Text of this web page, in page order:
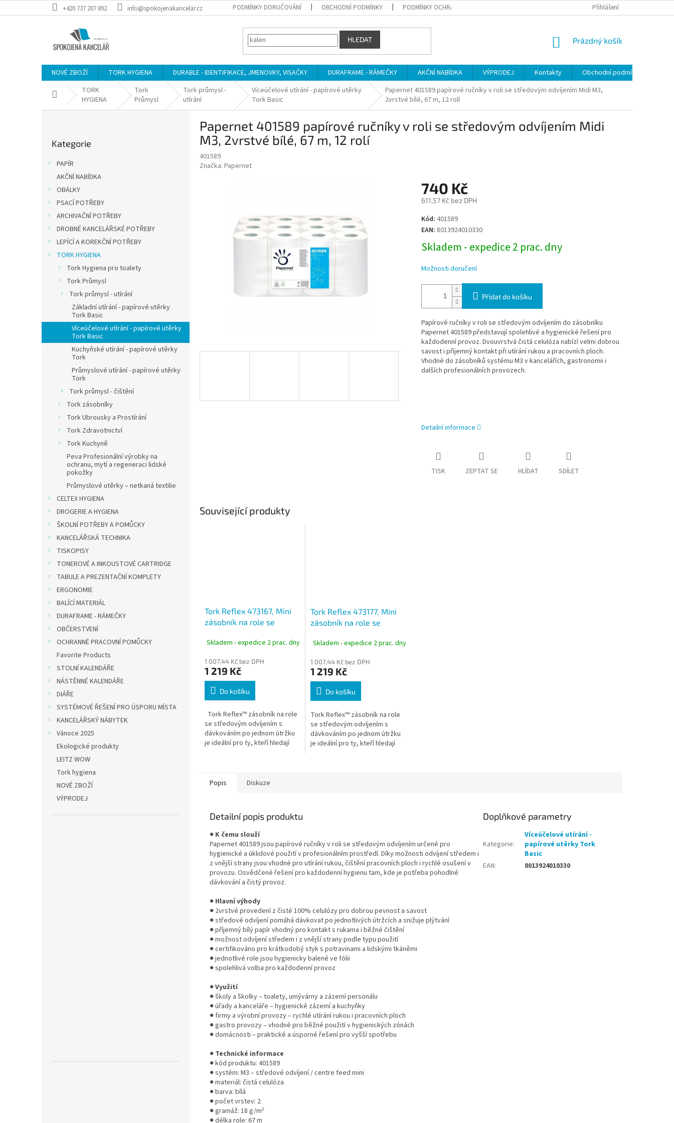
na
+420 737 207 892 info@spokojenakancelar.cz PODMÍNKY DORUČOVÁNÍ OBCHODNÍ PODMÍNKY PODMÍNKY OCHRANY OSOBNÍCH ÚDAJŮ Přihlášení
HLEDAT
NÁKUPNÍ
Prázdný košík
NOVÉ ZBOŽÍ TORK HYGIENA DURABLE - IDENTIFIKACE, JMENOVKY, VISAČKY DURAFRAME - RÁMEČKY AKČNÍ NABÍDKA VÝPRODEJ Kontakty Obchodní podmínky
Domů TORK
HYGIENA
Tork
Průmysl
Tork průmysl -
utírání
Víceúčelové utírání - papírové utěrky
Tork Basic
Papernet 401589 papírové ručníky v roli se středovým odvíjením Midi M3,
2vrstvé bílé, 67 m, 12 rolí
kategorie
Kategorie
PAPÍR
AKČNÍ NABÍDKA
OBÁLKY
PSACÍ POTŘEBY
ARCHIVAČNÍ POTŘEBY
DROBNÉ KANCELÁŘSKÉ POTŘEBY
LEPÍCÍ A KOREKČNÍ POTŘEBY
TORK HYGIENA
Tork Hygiena pro toalety
Tork Průmysl
Tork průmysl - utírání
Základní utírání - papírové utěrky
Tork Basic
Víceúčelové utírání - papírové utěrky
Tork Basic
Kuchyňské utírání - papírové utěrky
Tork
Průmyslové utírání - papírové utěrky
Tork
Tork průmysl - čištění
Tork zásobníky
Tork Ubrousky a Prostírání
Tork Zdravotnictví
Tork Kuchyně
Peva Profesionální výrobky na
ochranu, mytí a regeneraci lidské
pokožky
Průmyslové utěrky – netkaná textilie
CELTEX HYGIENA
DROGERIE A HYGIENA
ŠKOLNÍ POTŘEBY A POMŮCKY
KANCELÁŘSKÁ TECHNIKA
TISKOPISY
TONEROVÉ A INKOUSTOVÉ CARTRIDGE
TABULE A PREZENTAČNÍ KOMPLETY
ERGONOMIE
BALÍCÍ MATERIÁL
DURAFRAME - RÁMEČKY
OBČERSTVENÍ
OCHRANNÉ PRACOVNÍ POMŮCKY
Favorite Products
STOLNÍ KALENDÁŘE
NÁSTĚNNÉ KALENDÁŘE
DIÁŘE
SYSTÉMOVÉ ŘEŠENÍ PRO ÚSPORU MÍSTA
KANCELÁŘSKÝ NÁBYTEK
Vánoce 2025
Ekologické produkty
LEITZ WOW
Tork hygiena
NOVÉ ZBOŽÍ
VÝPRODEJ
Papernet 401589 papírové ručníky v roli se středovým odvíjením Midi
M3, 2vrstvé bílé, 67 m, 12 rolí
401589
Značka: Papernet
740 Kč
611,57 Kč bez DPH
Měrná
cena:
Kód: 401589
EAN: 8013924010330
Skladem - expedice 2 prac. dny
Možnosti doručení
Přidat do košíku
Papírové ručníky v roli se středovým odvíjením do zásobníku
Papernet 401589 představují spolehlivé a hygienické řešení pro
každodenní provoz. Dvouvrstvá čistá celulóza nabízí velmi dobrou
savost i příjemný kontakt při utírání rukou a pracovních ploch.
Vhodné do zásobníků systému M3 v kancelářích, gastronomii i
dalších profesionálních provozech.
Detailní informace
TISK ZEPTAT SE HLÍDAT SDÍLET
Související produkty
Tork Reflex 473167, Mini
zásobník na role se
tyrkysový, M3
Skladem - expedice 2 prac. dny
1 007,44 Kč bez DPH
1 219 Kč
Do košíku
Tork Reflex™ zásobník na role
se středovým odvíjením s
dávkováním po jednom útržku
je ideální pro ty, kteří hledají
Tork Reflex 473177, Mini
zásobník na role se
M3
Skladem - expedice 2 prac. dny
1 007,44 Kč bez DPH
1 219 Kč
Do košíku
Tork Reflex™ zásobník na role
se středovým odvíjením s
dávkováním po jednom útržku
je ideální pro ty, kteří hledají
Popis Diskuze
Detailní popis produktu
● K čemu slouží
Papernet 401589 jsou papírové ručníky v roli se středovým odvíjením určené pro
hygienické a úklidové použití v profesionálním prostředí. Díky možnosti odvíjení středem i
z vnější strany jsou vhodné pro utírání rukou, čištění pracovních ploch i rychlé osušení v
provozu. Osvědčené řešení pro každodenní hygienu tam, kde je potřeba pohodlné
dávkování a čistý provoz.
● Hlavní výhody
● 2vrstvé provedení z čisté 100% celulózy pro dobrou pevnost a savost
● středové odvíjení pomáhá dávkovat po jednotlivých útržcích a snižuje plýtvání
● příjemný bílý papír vhodný pro kontakt s rukama i běžné čištění
● možnost odvíjení středem i z vnější strany podle typu použití
● certifikováno pro krátkodobý styk s potravinami a lidskými tkáněmi
● jednotlivé role jsou hygienicky balené ve fólii
● spolehlivá volba pro každodenní provoz
●Využití
● školy a školky – toalety, umývárny a zázemí personálu
● úřady a kanceláře – hygienické zázemí a kuchyňky
● firmy a výrobní provozy – rychlé utírání rukou i pracovních ploch
● gastro provozy – vhodné pro běžné použití v hygienických zónách
● domácnosti – praktické a úsporné řešení pro vyšší spotřebu
● Technické informace
● kód produktu: 401589
● systém: M3 – středové odvíjení / centre feed mini
● materiál: čistá celulóza
● barva: bílá
● počet vrstev: 2
● gramáž: 18 g/m²
● délka role: 67 m
Doplňkové parametry
Kategorie:
Víceúčelové utírání -
papírové utěrky Tork
Basic
EAN: 8013924010330